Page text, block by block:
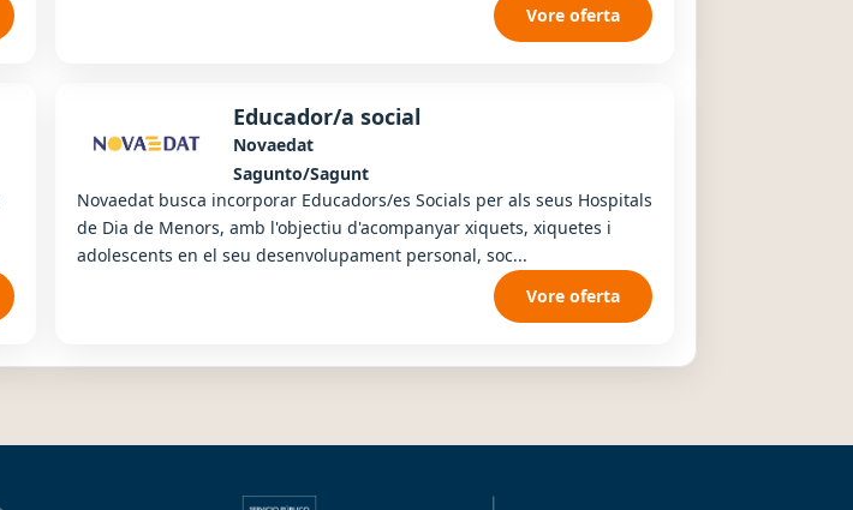
Vore oferta
Educador/a social
Novaedat
Sagunto/Sagunt
Novaedat busca incorporar Educadors/es Socials per als seus Hospitals
de Dia de Menors, amb l'objectiu d'acompanyar xiquets, xiquetes i
adolescents en el seu desenvolupament personal, soc...
Vore oferta